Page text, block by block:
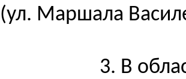
(ул. Маршала
3. В